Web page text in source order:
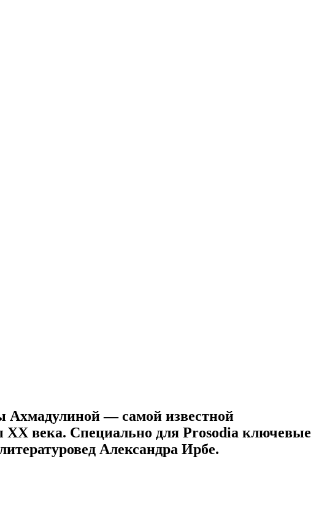
Ахмадулиной — самой известной
XX века. Специально для Prosodia ключевые
Александра Ирбе.